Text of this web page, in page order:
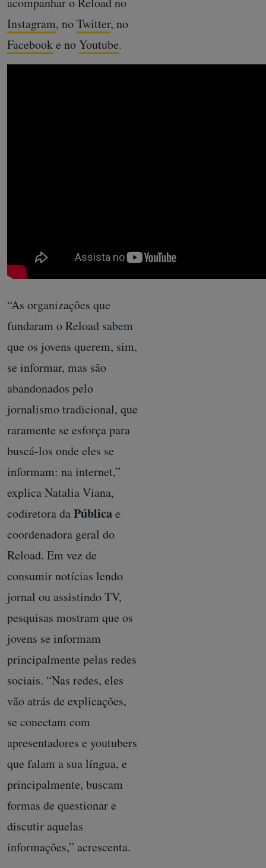
Instagram, noTwitter, no
Facebooke noYoutube.
“As organizações que
fundaram o Reload sabem
que os jovens querem, sim,
se informar, mas são
abandonados pelo
jornalismo tradicional, que
raramente se esforça para
buscá-los onde eles se
informam: na internet,”
explica Natalia Viana,
codiretora daPúblicae
coordenadora geral do
Reload. Em vez de
consumir notícias lendo
jornal ou assistindo TV,
pesquisas mostram que os
jovens se informam
principalmente pelas redes
sociais. “Nas redes, eles
vão atrás de explicações,
se conectam com
apresentadores e youtubers
que falam a sua língua, e
principalmente, buscam
formas de questionar e
discutir aquelas
informações,” acrescenta.